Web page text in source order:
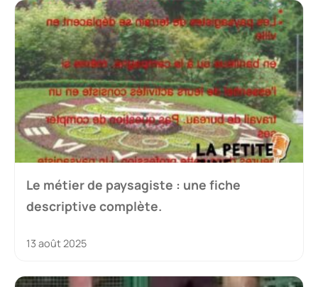
Le métier de paysagiste : une fiche
descriptive complète.
13 août 2025